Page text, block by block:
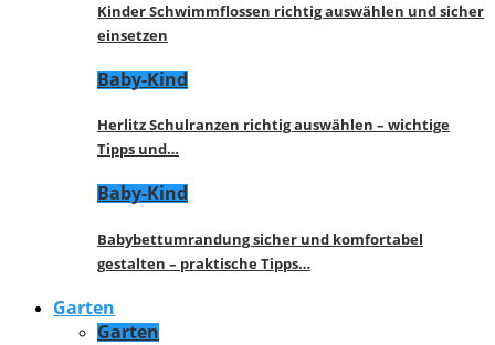
Kinder Schwimmflossen richtig auswählen und sicher
einsetzen
Baby-Kind
Herlitz Schulranzen richtig auswählen – wichtige
Tipps und…
Baby-Kind
Babybettumrandung sicher und komfortabel
gestalten – praktische Tipps…
Garten
Garten